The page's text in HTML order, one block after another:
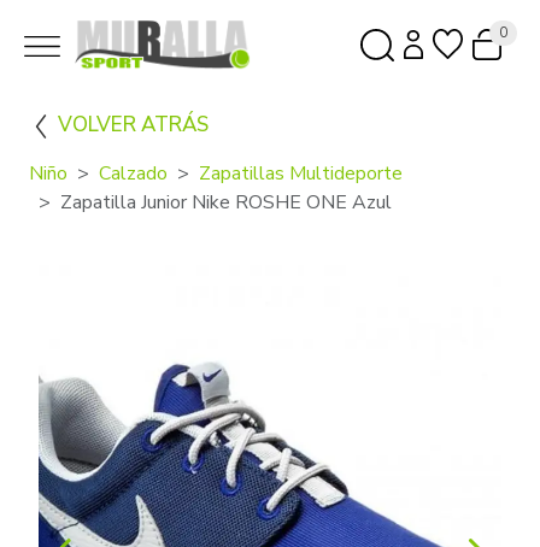
0
VOLVER ATRÁS
Niño Calzado
Zapatillas Multideporte
Zapatilla Junior Nike ROSHE ONE Azul